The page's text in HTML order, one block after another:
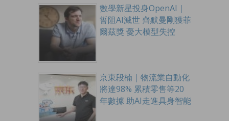
數學新星投身OpenAI｜
誓阻AI滅世 齊默曼剛獲菲
爾茲獎 憂大模型失控
京東段楠｜物流業自動化
將達98% 累積零售等20
年數據 助AI走進具身智能